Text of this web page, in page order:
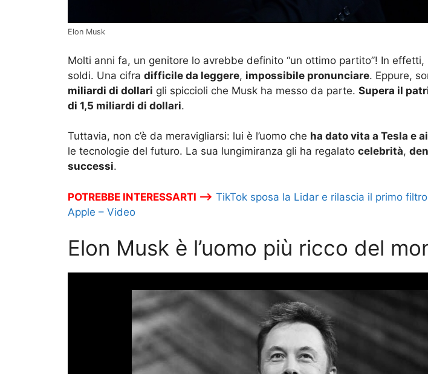
Elon Musk
Molti anni fa, un genitore lo avrebbe definito “un ottimo partito”! In
soldi. Una cifra difficile da leggere, impossibile pronunciare. Eppure,
miliardi di dollari gli spiccioli che Musk ha messo da parte. Supera il
di 1,5 miliardi di dollari.
Tuttavia, non c’è da meravigliarsi: lui è l’uomo che ha dato vita a Tesla e
le tecnologie del futuro. La sua lungimiranza gli ha regalato celebrità,
successi.
POTREBBE INTERESSARTI –> TikTok sposa la Lidar e rilascia il primo
Apple – Video
Elon Musk è l’uomo più ricco del